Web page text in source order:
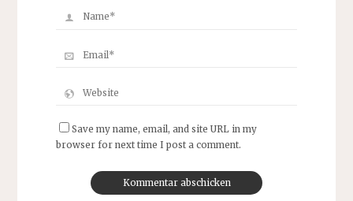
Save my name, email, and site URL in my
browser for next time I post a comment.